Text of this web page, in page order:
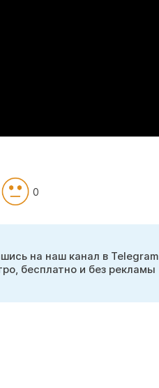
0
на наш канал в Telegram
бесплатно и без рекламы